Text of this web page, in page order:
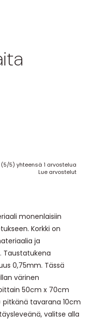
(5/5) yhteensä 1 arvostelua
Lue arvostelut
monenlaisiin
Korkki on
ja
0,75mm. Tässä
värinen
50cm x 70cm
tavarana 10cm
valitse alla